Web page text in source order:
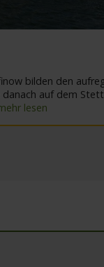
bilden den
danach auf dem
lesen